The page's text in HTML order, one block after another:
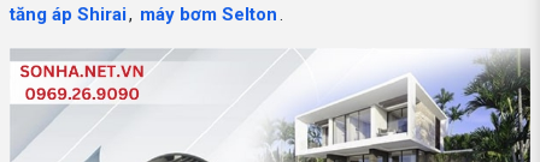
tăng áp Shirai, máy bơm Selton.